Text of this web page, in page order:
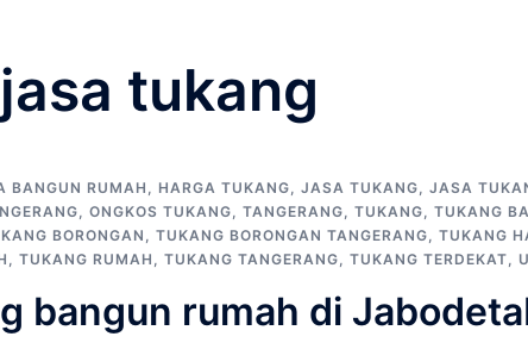
tukang
BANGUN RUMAH, HARGA TUKANG, JASA TUKANG, JASA
, ONGKOS TUKANG, TANGERANG, TUKANG, TUKANG
BORONGAN , TUKANG BORONGAN TANGERANG, TUKANG
, TUKANG RUMAH , TUKANG TANGERANG, TUKANG TERDEKAT,
bangun rumah di